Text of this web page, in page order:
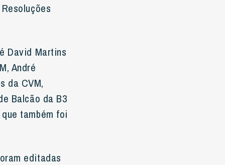
David Martins
André
da CVM,
Balcão da B3
também foi
editadas